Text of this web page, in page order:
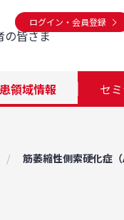
領域情報 セ
ログイン・会員登録
筋萎縮性側索硬化症（